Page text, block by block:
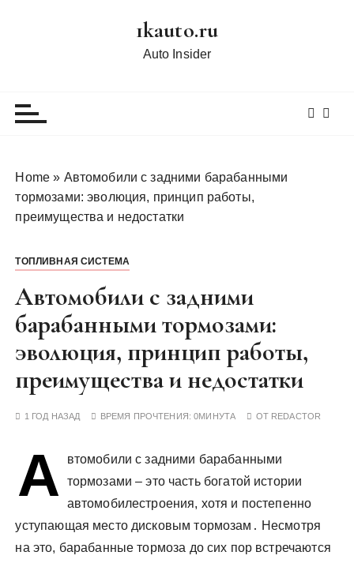
1kauto.ru
Auto Insider
Home » Автомобили с задними барабанными
тормозами: эволюция, принцип работы,
преимущества и недостатки
ТОПЛИВНАЯ СИСТЕМА
Автомобили с задними
барабанными тормозами:
эволюция, принцип работы,
преимущества и недостатки
1 ГОД НАЗАД ВРЕМЯ ПРОЧТЕНИЯ:0МИНУТА ОТ REDACTOR
А
втомобили с задними барабанными
тормозами – это часть богатой истории
автомобилестроения, хотя и постепенно
уступающая место дисковым тормозам․ Несмотря
на это, барабанные тормоза до сих пор встречаются